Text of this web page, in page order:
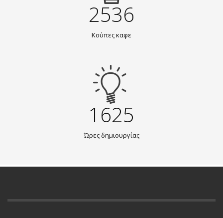
2536
Κούπες καφε
1625
Ώρες δημιουργίας